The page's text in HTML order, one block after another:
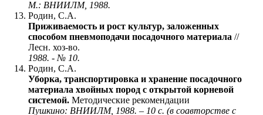
М.: ВНИИЛМ, 1988.
Родин, С.А.
Приживаемость и рост культур, заложенных
способом пневмоподачи посадочного материала //
Лесн. хоз-во.
1988. - № 10.
Родин, С.А.
Уборка, транспортировка и хранение посадочного
материала хвойных пород с открытой корневой
системой. Методические рекомендации
Пушкино: ВНИИЛМ, 1988. – 10 с. (в соавторстве с